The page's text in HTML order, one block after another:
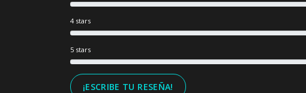
4 stars
5 stars
¡ESCRIBE TU RESEÑA!